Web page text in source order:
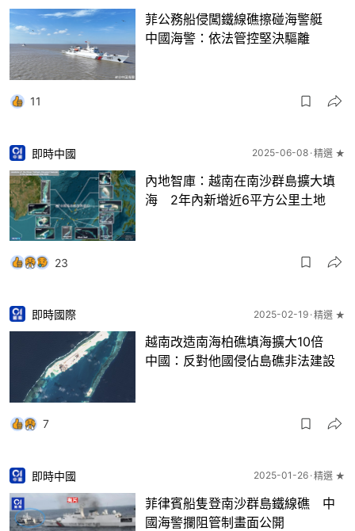
菲公務船侵闖鐵線礁擦碰海警艇
中國海警：依法管控堅決驅離
11
即時中國 2025-06-08 精選 ★
內地智庫：越南在南沙群島擴大填
海 2年內新增近6平方公里土地
23
即時國際 2025-02-19 精選 ★
越南改造南海柏礁填海擴大10倍
中國：反對他國侵佔島礁非法建設
7
即時中國 2025-01-26 精選 ★
菲律賓船隻登南沙群島鐵線礁 中
國海警攔阻管制畫面公開